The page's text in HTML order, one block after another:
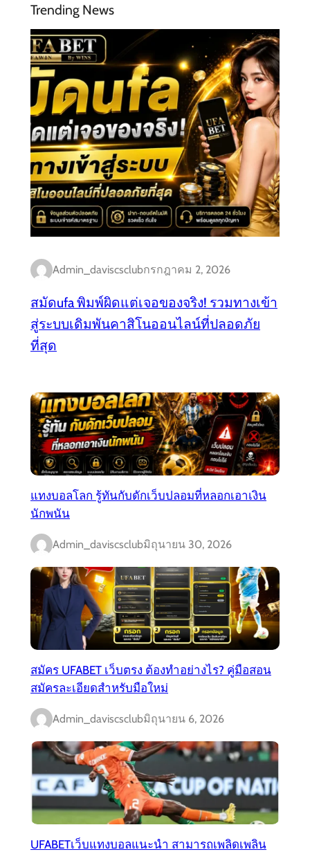
Trending News
Admin_daviscsclubกรกฎาคม 2, 2026
สมัดufa พิมพ์ผิดแต่เจอของจริง! รวมทางเข้า
สู่ระบบเดิมพันคาสิโนออนไลน์ที่ปลอดภัย
ที่สุด
แทงบอลโลก รู้ทันกับดักเว็บปลอมที่หลอกเอาเงิน
นักพนัน
Admin_daviscsclubมิถุนายน 30, 2026
สมัคร UFABET เว็บตรง ต้องทำอย่างไร? คู่มือสอน
สมัครละเอียดสำหรับมือใหม่
Admin_daviscsclubมิถุนายน 6, 2026
UFABETเว็บแทงบอลแนะนำ สามารถเพลิดเพลิน